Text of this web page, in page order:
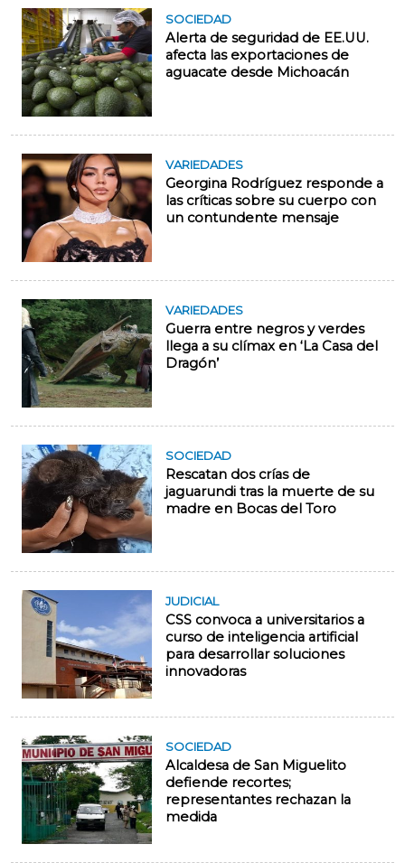
SOCIEDAD
Alerta de seguridad de EE.UU.
afecta las exportaciones de
aguacate desde Michoacán
VARIEDADES
Georgina Rodríguez responde a
las críticas sobre su cuerpo con
un contundente mensaje
VARIEDADES
Guerra entre negros y verdes
llega a su clímax en ‘La Casa del
Dragón’
SOCIEDAD
Rescatan dos crías de
jaguarundi tras la muerte de su
madre en Bocas del Toro
JUDICIAL
CSS convoca a universitarios a
curso de inteligencia artificial
para desarrollar soluciones
innovadoras
SOCIEDAD
Alcaldesa de San Miguelito
defiende recortes;
representantes rechazan la
medida